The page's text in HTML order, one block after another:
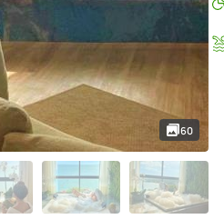
60